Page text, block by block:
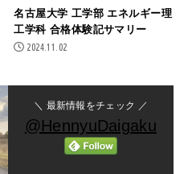
名古屋大学 工学部 エネルギー理
工学科 合格体験記サマリー
2024.11.02
＼ 最新情報をチェック ／
@HennyuDaigaku